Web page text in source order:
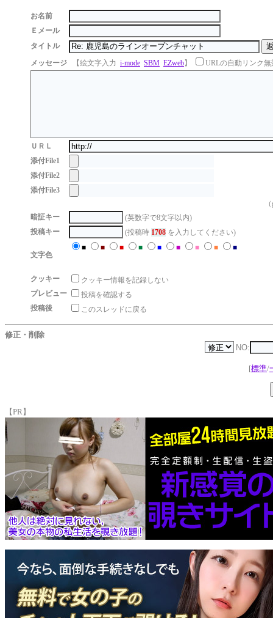
お名前
Ｅメール
タイトル
メッセージ
【絵文字入力 i-mode SBM EZweb】 URLの自動リンク無
ＵＲＬ
添付File1
添付File2
添付File3
暗証キー
(英数字で8文字以内)
投稿キー
(投稿時 1708 を入力してください)
文字色
■ ■ ■ ■ ■ ■ ■ ■ ■
クッキー
クッキー情報を記録しない
プレビュー
投稿を確認する
投稿後
このスレッドに戻る
修正・削除
NO:
[標準/
【PR】